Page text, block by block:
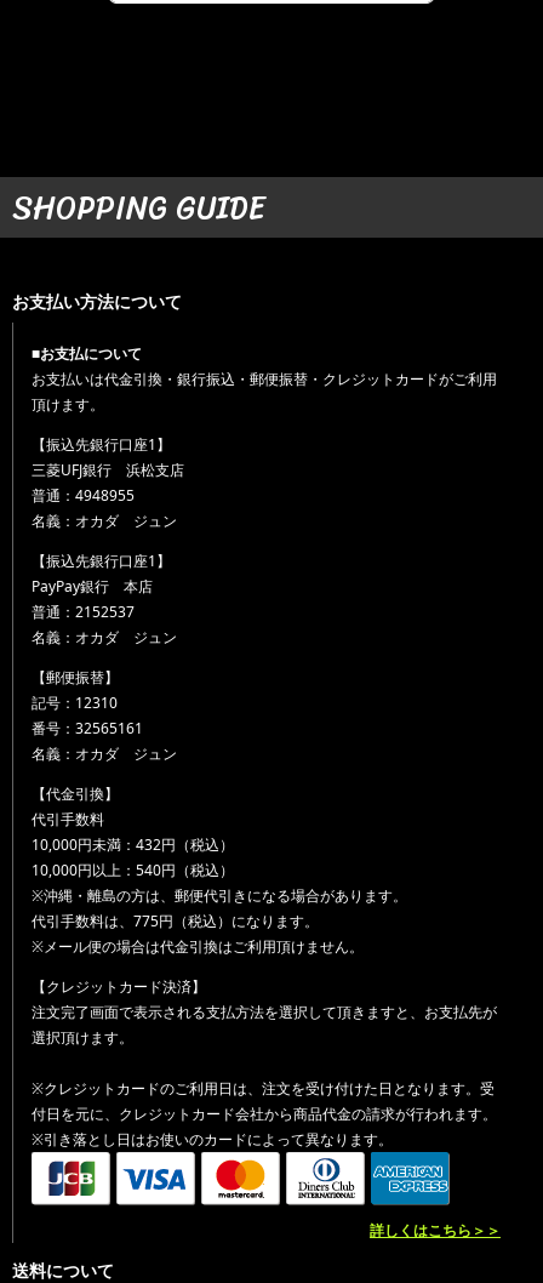
SHOPPING GUIDE
お支払い方法について
■お支払について
お支払いは代金引換・銀行振込・郵便振替・クレジットカードがご利用
頂けます。
【振込先銀行口座1】
三菱UFJ銀行 浜松支店
普通：4948955
名義：オカダ ジュン
【振込先銀行口座1】
PayPay銀行 本店
普通：2152537
名義：オカダ ジュン
【郵便振替】
記号：12310
番号：32565161
名義：オカダ ジュン
【代金引換】
代引手数料
10,000円未満：432円（税込）
10,000円以上：540円（税込）
※沖縄・離島の方は、郵便代引きになる場合があります。
代引手数料は、775円（税込）になります。
※メール便の場合は代金引換はご利用頂けません。
【クレジットカード決済】
注文完了画面で表示される支払方法を選択して頂きますと、お支払先が
選択頂けます。
※クレジットカードのご利用日は、注文を受け付けた日となります。受
付日を元に、クレジットカード会社から商品代金の請求が行われます。
※引き落とし日はお使いのカードによって異なります。
詳しくはこちら＞＞
送料について